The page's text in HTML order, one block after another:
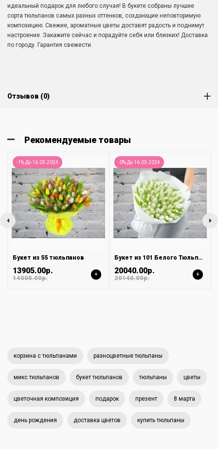
идеальный подарок для любого случая! В букете собраны лучшие
сорта тюльпанов самых разных оттенков, создающие неповторимую
композицию. Свежие, ароматные цветы доставят радость и поднимут
настроение. Закажите сейчас и порадуйте себя или близких! Доставка
по городу. Гарантия свежести.
Отзывов (0)
Рекомендуемые товары
-1% До 16.03.2024
Букет из 55 тюльпанов
13905.00р.
14005.00р. +
-0% До 16.03.2024
Букет из 101 Белого Тюльпана в Белой упаковке
20040.00р.
20140.00р. +
корзина с тюльпанами разноцветные тюльпаны
микс тюльпанов букет тюльпанов тюльпаны цветы
цветочная композиция подарок презент 8 марта
день рождения доставка цветов купить тюльпаны